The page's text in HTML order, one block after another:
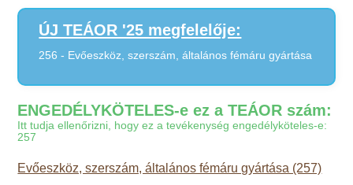
ÚJ TEÁOR '25 megfelelője:
256 - Evőeszköz, szerszám, általános fémáru gyártása
ENGEDÉLYKÖTELES-e ez a TEÁOR szám:
Itt tudja ellenőrizni, hogy ez a tevékenység engedélyköteles-e:
257
Evőeszköz, szerszám, általános fémáru gyártása (257)